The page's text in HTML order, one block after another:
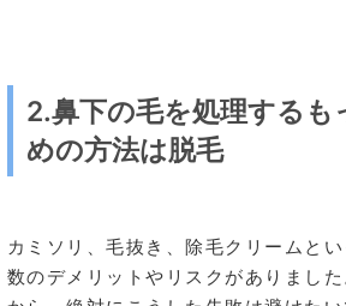
2.鼻下の毛を処理するも
めの方法は脱毛
カミソリ、毛抜き、除毛クリームと
数のデメリットやリスクがありまし